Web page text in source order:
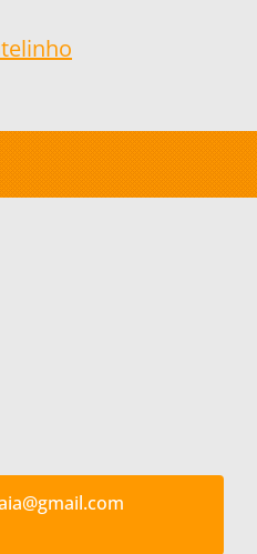
gmail.com